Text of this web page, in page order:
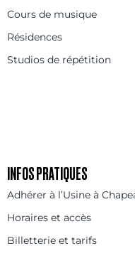
Cours de musique
Résidences
Studios de répétition
INFOS PRATIQUES
Adhérer à l’Usine à
Horaires et accès
Billetterie et tarifs